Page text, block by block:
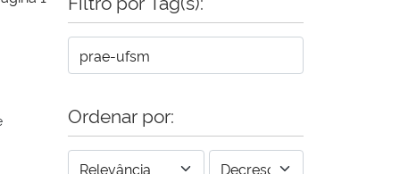
Ordenar por: